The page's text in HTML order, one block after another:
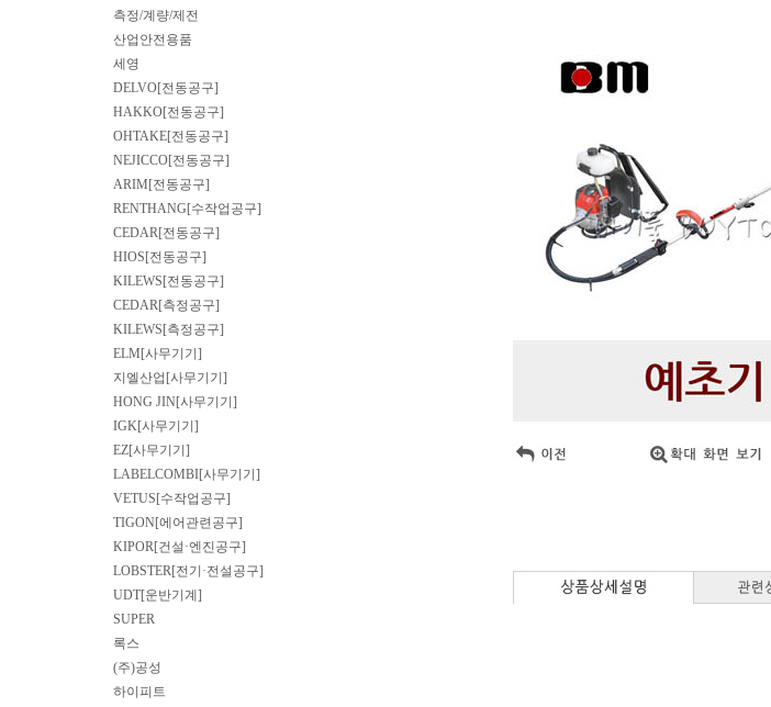
측정/계량/제전
산업안전용품
세영
DELVO[전동공구]
HAKKO[전동공구]
OHTAKE[전동공구]
NEJICCO[전동공구]
ARIM[전동공구]
RENTHANG[수작업공구]
CEDAR[전동공구]
HIOS[전동공구]
KILEWS[전동공구]
CEDAR[측정공구]
KILEWS[측정공구]
ELM[사무기기]
지엘산업[사무기기]
HONG JIN[사무기기]
IGK[사무기기]
EZ[사무기기]
LABELCOMBI[사무기기]
VETUS[수작업공구]
TIGON[에어관련공구]
KIPOR[건설·엔진공구]
LOBSTER[전기·전설공구]
UDT[운반기계]
SUPER
록스
(주)공성
하이피트